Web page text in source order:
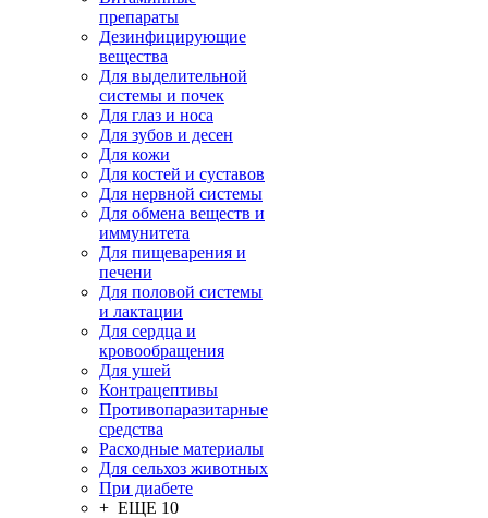
препараты
Дезинфицирующие
вещества
Для выделительной
системы и почек
Для глаз и носа
Для зубов и десен
Для кожи
Для костей и суставов
Для нервной системы
Для обмена веществ и
иммунитета
Для пищеварения и
печени
Для половой системы
и лактации
Для сердца и
кровообращения
Для ушей
Контрацептивы
Противопаразитарные
средства
Расходные материалы
Для сельхоз животных
При диабете
+ ЕЩЕ 10